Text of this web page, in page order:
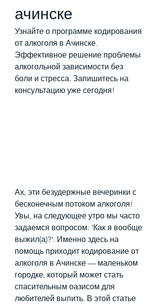
ачинске
Узнайте о программе кодирования
от алкоголя в Ачинске.
Эффективное решение проблемы
алкогольной зависимости без
боли и стресса. Запишитесь на
консультацию уже сегодня!
Ах, эти безудержные вечеринки с
бесконечным потоком алкоголя!
Увы, на следующее утро мы часто
задаемся вопросом: 'Как я вообще
выжил(а)?'. Именно здесь на
помощь приходит кодирование от
алкоголя в Ачинске — маленьком
городке, который может стать
спасительным оазисом для
любителей выпить. В этой статье